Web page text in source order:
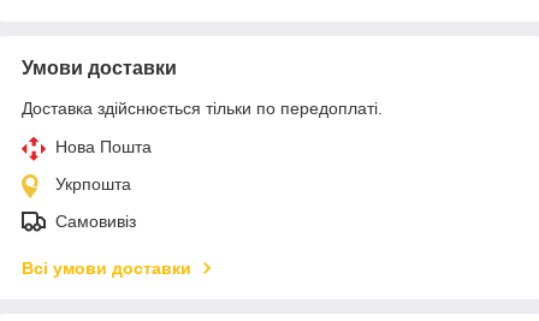
Умови доставки
Доставка здійснюється тільки по передоплаті.
Нова Пошта
Укрпошта
Самовивіз
Всі умови доставки